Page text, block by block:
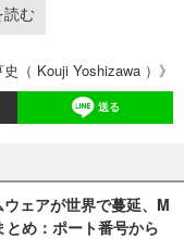
む
史（ Kouji Yoshizawa ）》
送る
ェアが世界で蔓延、M
め：ポート番号から